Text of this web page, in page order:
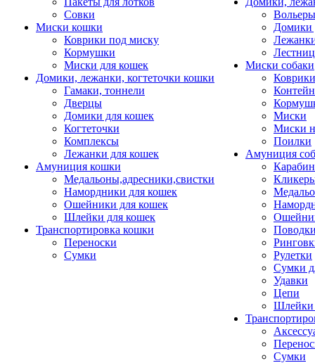
Совки
Миски кошки
Коврики под миску
Кормушки
Миски для кошек
Домики, лежанки, когтеточки кошки
Гамаки, тоннели
Дверцы
Домики для кошек
Когтеточки
Комплексы
Лежанки для кошек
Амуниция кошки
Медальоны,адресники,свистки
Намордники для кошек
Ошейники для кошек
Шлейки для кошек
Транспортировка кошки
Переноски
Сумки
Домики
Миски собаки
Миски
Миски
Поилки
Амуниция
Рулетки
Сумки
Удавки
Цепи
Шлейки
Сумки